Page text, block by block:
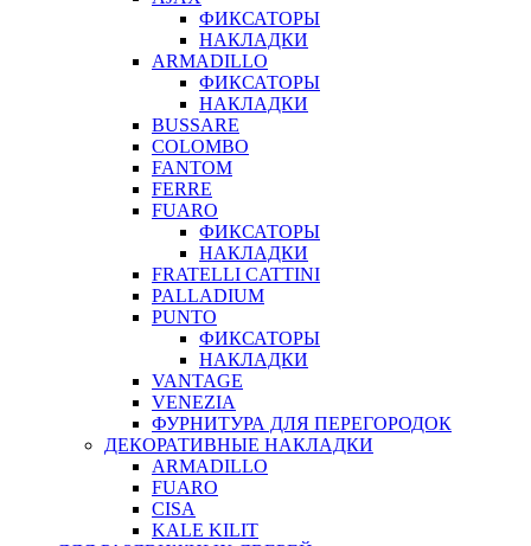
ФИКСАТОРЫ
НАКЛАДКИ
ARMADILLO
ФИКСАТОРЫ
НАКЛАДКИ
BUSSARE
COLOMBO
FANTOM
FERRE
FUARO
ФИКСАТОРЫ
НАКЛАДКИ
FRATELLI CATTINI
PALLADIUM
PUNTO
ФИКСАТОРЫ
НАКЛАДКИ
VANTAGE
VENEZIA
ФУРНИТУРА ДЛЯ ПЕРЕГОРОДОК
ДЕКОРАТИВНЫЕ НАКЛАДКИ
ARMADILLO
FUARO
CISA
KALE KILIT